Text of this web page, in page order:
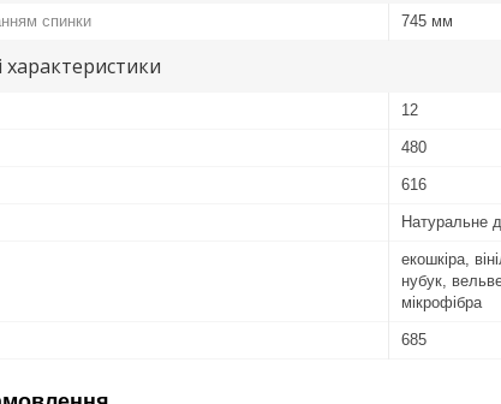
спинки 745 мм
12
480
616
Натуральне
екошкіра,
нубук,
мікрофібра
685